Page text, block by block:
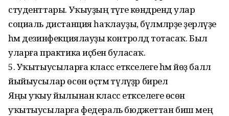
студенттары. Уҡыуҙың тәүге көндәрендә улар
социаль дистанция һаҡлауҙы, бүлмәләрҙе әҙерләүҙе
һәм дезинфекциялауҙы контролдә тотасаҡ. Был
уларға практика иҫәбенә буласаҡ.
5. Уҡытыусыларға класс етәкселеге һәм йөҙ балл
йыйыусылар өсөн өҫтәмә түләүҙәр бирелә
Яңы уҡыу йылынан класс етәкселеге өсөн
уҡытыусыларға федераль бюджеттан биш мең